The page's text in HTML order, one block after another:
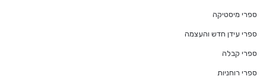
ספרי מיסטיקה
ספרי עידן חדש והעצמה
ספרי קבלה
ספרי רוחניות